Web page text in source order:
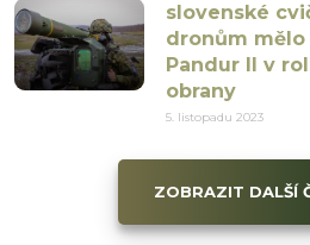
slovenské
dronům
Pandur II v
obrany
5. listopadu 2023
ZOBRAZIT DALŠÍ